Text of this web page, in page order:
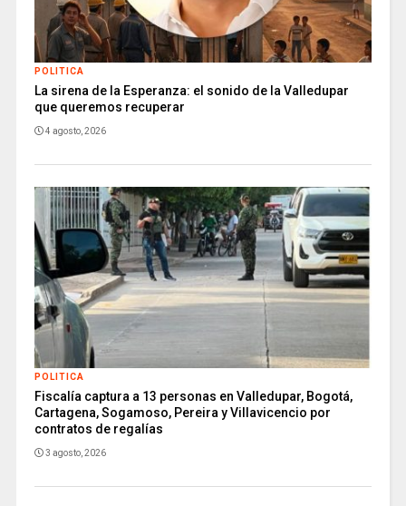
POLITICA
La sirena de la Esperanza: el sonido de la Valledupar
que queremos recuperar
4 agosto, 2026
POLITICA
Fiscalía captura a 13 personas en Valledupar, Bogotá,
Cartagena, Sogamoso, Pereira y Villavicencio por
contratos de regalías
3 agosto, 2026